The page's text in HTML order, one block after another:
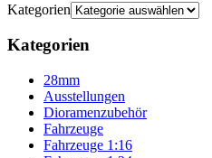
Kategorien
Kategorien
28mm
Ausstellungen
Dioramenzubehör
Fahrzeuge
Fahrzeuge 1:16